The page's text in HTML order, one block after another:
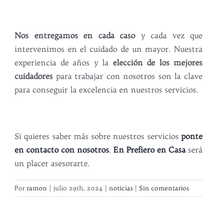
Nos entregamos en cada casoy cada vez que
intervenimos en el cuidado de un mayor. Nuestra
experiencia de años y la elección de los mejores
cuidadores para trabajar con nosotros son la clave
para conseguir la excelencia en nuestros servicios.
Si quieres saber más sobre nuestros servicios ponte
en contacto con nosotros. En Prefiero en Casaserá
un placer asesorarte.
Porramon | julio 29th, 2024 | noticias | Sin comentarios